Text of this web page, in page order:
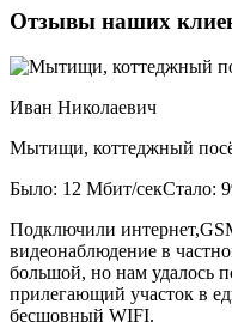
Отзывы наших
Иван Николаевич
Мытищи, коттеджный
Было: 12 Мбит/секСтало:
Подключили
видеонаблюдение в
большой, но нам удалось
прилегающий участок в
бесшовный WIFI.